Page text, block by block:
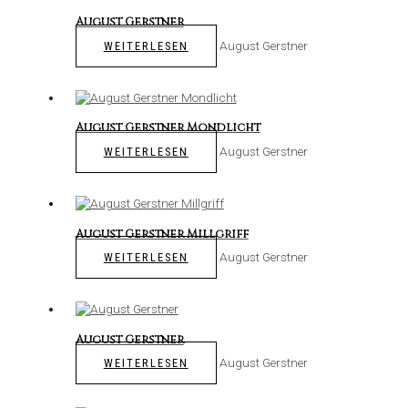
August Gerstner
WEITERLESEN August Gerstner
August Gerstner Mondlicht
WEITERLESEN August Gerstner
August Gerstner Millgriff
WEITERLESEN August Gerstner
August Gerstner
WEITERLESEN August Gerstner